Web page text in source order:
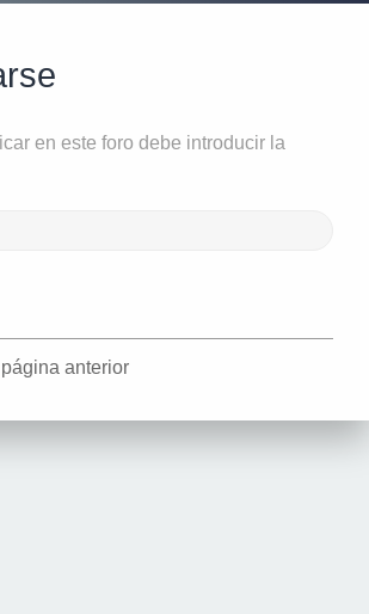
en este foro debe introducir la
anterior